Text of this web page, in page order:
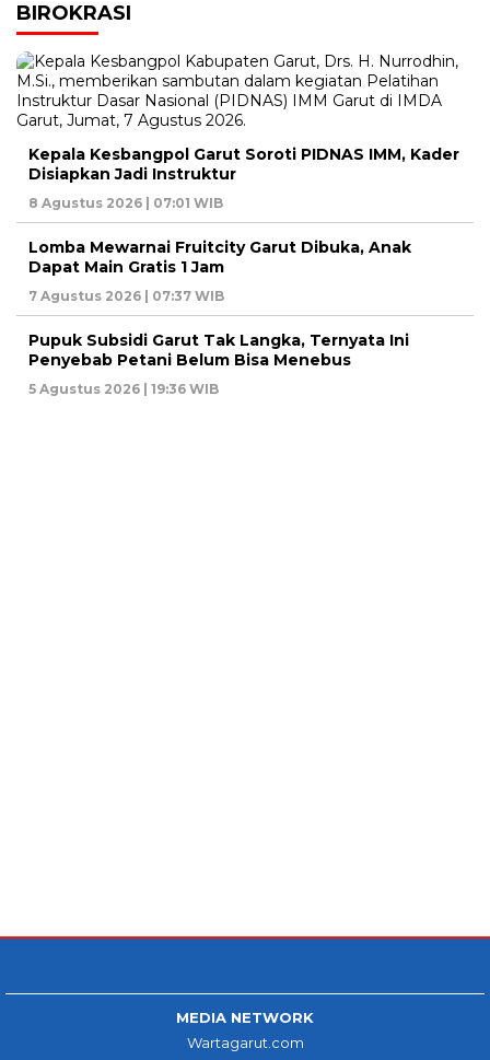
BIROKRASI
Kepala Kesbangpol Garut Soroti PIDNAS IMM, Kader
Disiapkan Jadi Instruktur
8 Agustus 2026 | 07:01 WIB
Lomba Mewarnai Fruitcity Garut Dibuka, Anak
Dapat Main Gratis 1 Jam
7 Agustus 2026 | 07:37 WIB
Pupuk Subsidi Garut Tak Langka, Ternyata Ini
Penyebab Petani Belum Bisa Menebus
5 Agustus 2026 | 19:36 WIB
MEDIA NETWORK
Wartagarut.com